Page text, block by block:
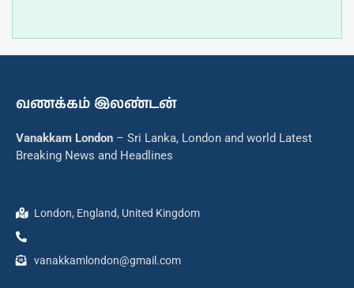
வணக்கம் இலண்டன்
Vanakkam London – Sri Lanka, London and world Latest
Breaking News and Headlines
London, England, United Kingdom
vanakkamlondon@gmail.com